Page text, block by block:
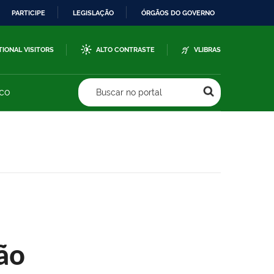
PARTICIPE LEGISLAÇÃO ÓRGÃOS DO GOVERNO
VISITORS ALTO CONTRASTE VLIBRAS
Buscar no portal